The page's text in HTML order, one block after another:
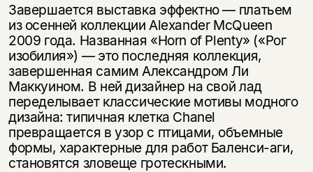
Завершается выставка эффектно — платьем
из осенней коллекции Alexander McQueen
2009 года. Названная «Horn of Plenty» («Рог
изобилия») — это последняя коллекция,
завершенная самим Александром Ли
Маккуином. В ней дизайнер на свой лад
переделывает классические мотивы модного
дизайна: типичная клетка Chanel
превращается в узор с птицами, объемные
формы, характерные для работ Баленси-аги,
становятся зловеще гротескными.